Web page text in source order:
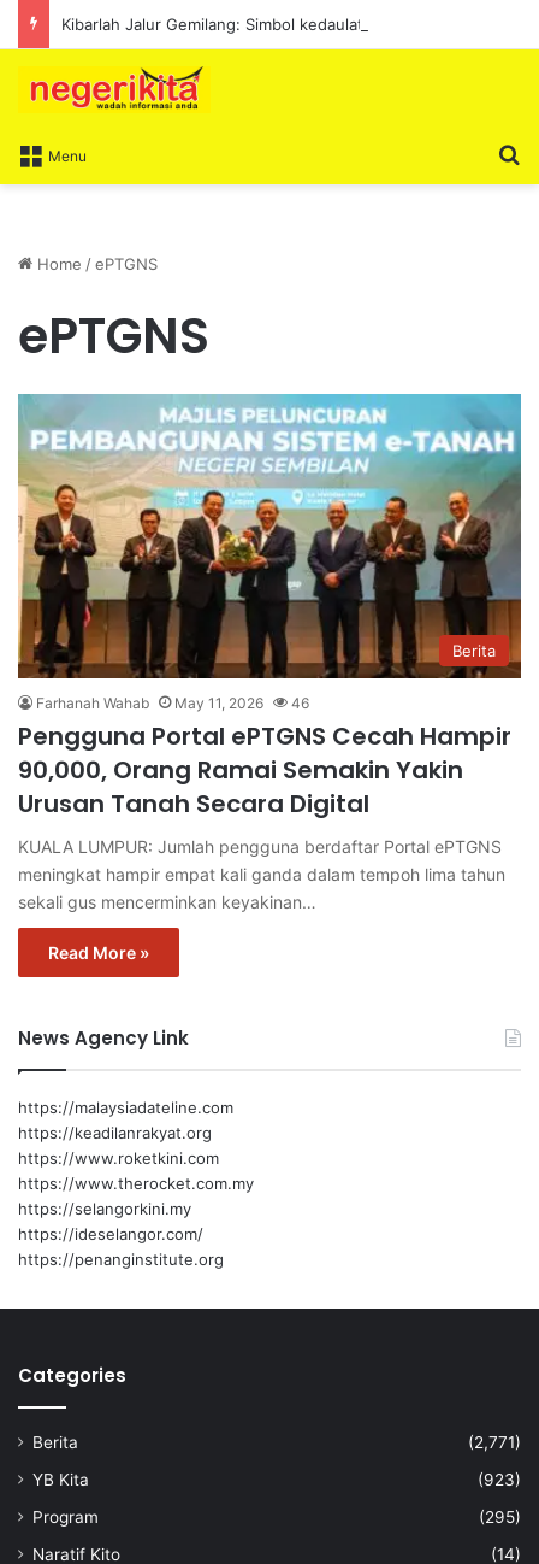
Menu
Home /ePTGNS
ePTGNS
Berita
Farhanah Wahab May 11, 2026 46
Pengguna Portal ePTGNS Cecah Hampir
90,000, Orang Ramai Semakin Yakin
Urusan Tanah Secara Digital
KUALA LUMPUR: Jumlah pengguna berdaftar Portal ePTGNS
meningkat hampir empat kali ganda dalam tempoh lima tahun
sekali gus mencerminkan keyakinan…
Read More »
News Agency Link
https://malaysiadateline.com
https://keadilanrakyat.org
https://www.roketkini.com
https://www.therocket.com.my
https://selangorkini.my
https://ideselangor.com/
https://penanginstitute.org
Categories
Berita
(2,771)
YB Kita
(923)
Program
(295)
Naratif Kito
(14)